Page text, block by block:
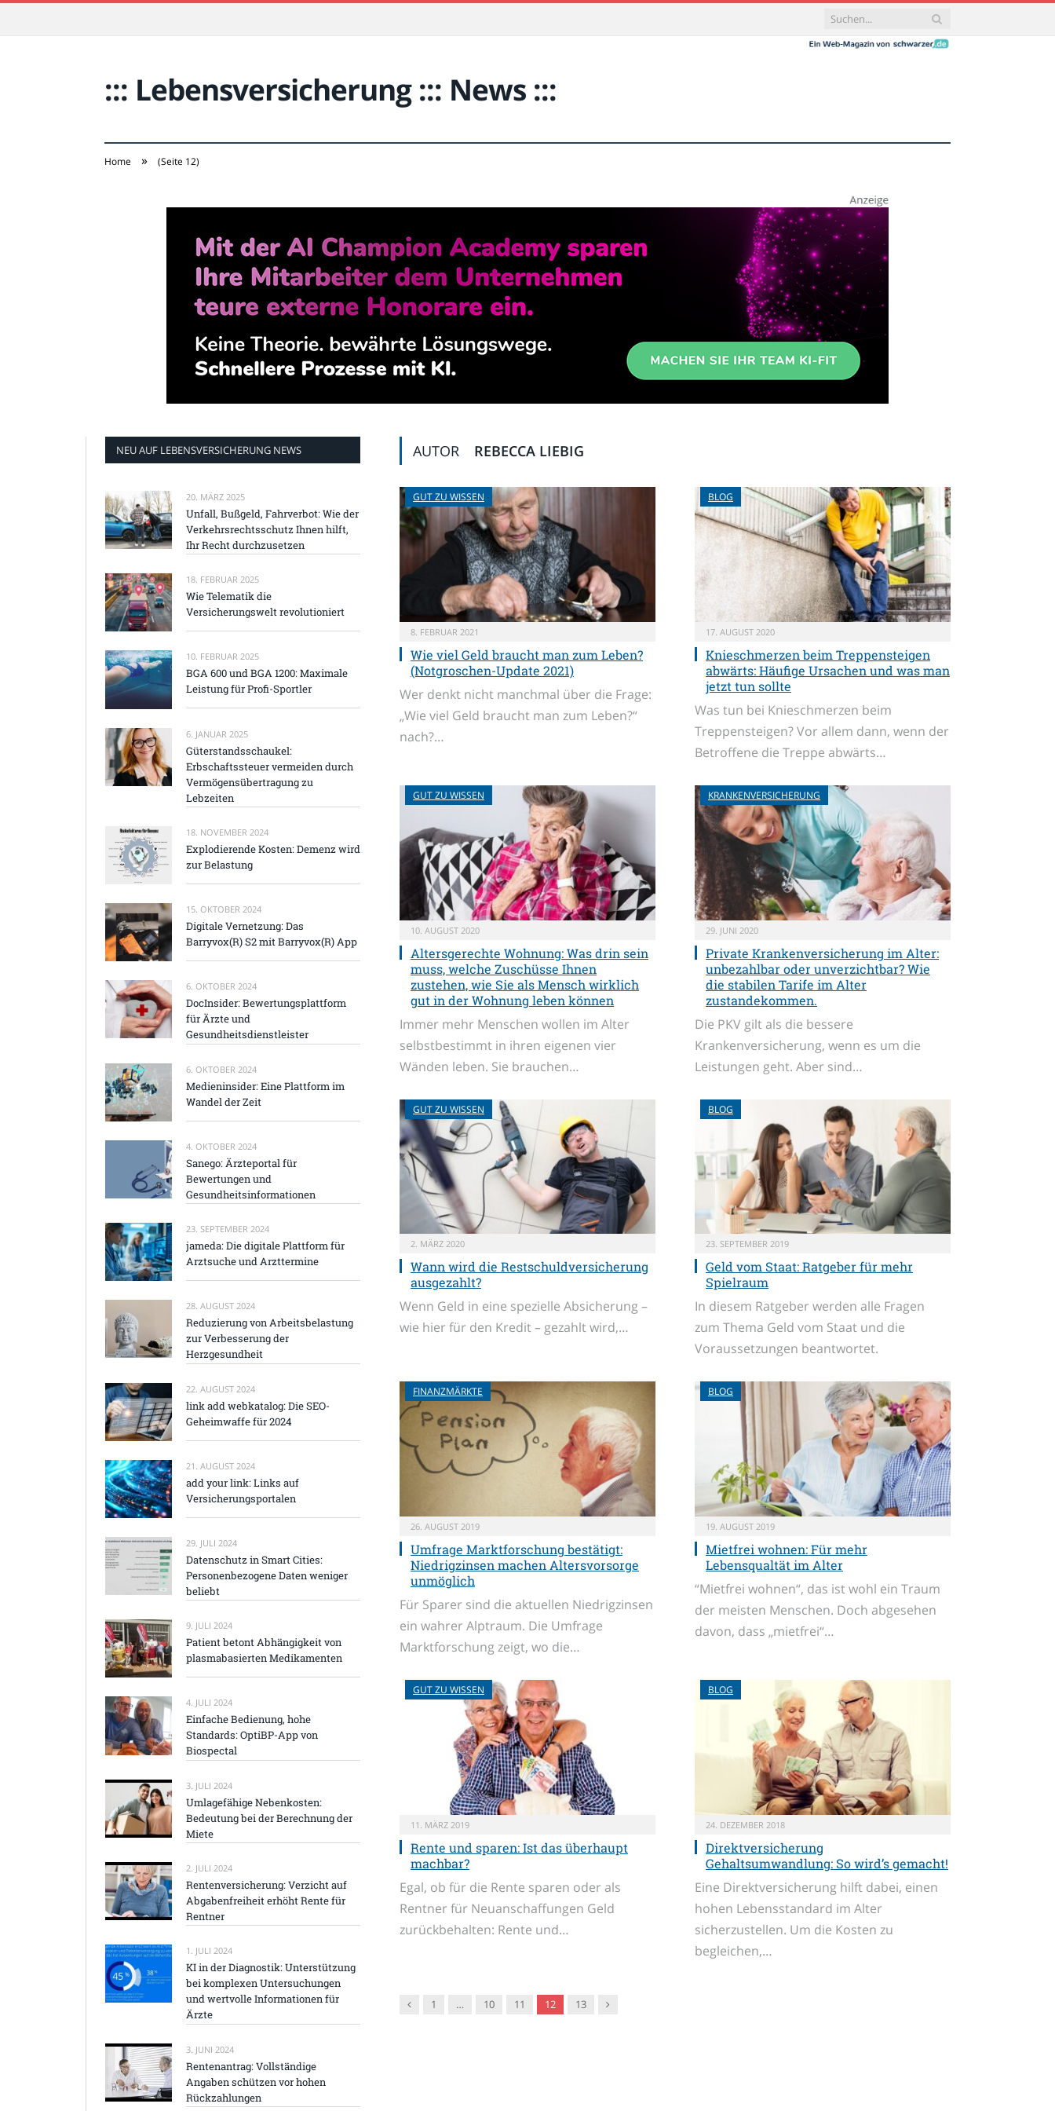
::: Lebensversicherung ::: News :::
Home » (Seite 12)
AUTOR REBECCA LIEBIG
GUT ZU WISSEN
8. FEBRUAR 2021
Wie viel Geld braucht man zum Leben?
(Notgroschen-Update 2021)
Wer denkt nicht manchmal über die Frage:
„Wie viel Geld braucht man zum Leben?“
nach?…
BLOG
17. AUGUST 2020
Knieschmerzen beim Treppensteigen
abwärts: Häufige Ursachen und was man
jetzt tun sollte
Was tun bei Knieschmerzen beim
Treppensteigen? Vor allem dann, wenn der
Betroffene die Treppe abwärts…
GUT ZU WISSEN
10. AUGUST 2020
Altersgerechte Wohnung: Was drin sein
muss, welche Zuschüsse Ihnen
zustehen, wie Sie als Mensch wirklich
gut in der Wohnung leben können
Immer mehr Menschen wollen im Alter
selbstbestimmt in ihren eigenen vier
Wänden leben. Sie brauchen…
KRANKENVERSICHERUNG
29. JUNI 2020
Private Krankenversicherung im Alter:
unbezahlbar oder unverzichtbar? Wie
die stabilen Tarife im Alter
zustandekommen.
Die PKV gilt als die bessere
Krankenversicherung, wenn es um die
Leistungen geht. Aber sind…
GUT ZU WISSEN
2. MÄRZ 2020
Wann wird die Restschuldversicherung
ausgezahlt?
Wenn Geld in eine spezielle Absicherung –
wie hier für den Kredit – gezahlt wird,…
BLOG
23. SEPTEMBER 2019
Geld vom Staat: Ratgeber für mehr
Spielraum
In diesem Ratgeber werden alle Fragen
zum Thema Geld vom Staat und die
Voraussetzungen beantwortet.
FINANZMÄRKTE
26. AUGUST 2019
Umfrage Marktforschung bestätigt:
Niedrigzinsen machen Altersvorsorge
unmöglich
Für Sparer sind die aktuellen Niedrigzinsen
ein wahrer Alptraum. Die Umfrage
Marktforschung zeigt, wo die…
BLOG
19. AUGUST 2019
Mietfrei wohnen: Für mehr
Lebensqualtät im Alter
“Mietfrei wohnen“, das ist wohl ein Traum
der meisten Menschen. Doch abgesehen
davon, dass „mietfrei“…
GUT ZU WISSEN
11. MÄRZ 2019
Rente und sparen: Ist das überhaupt
machbar?
Egal, ob für die Rente sparen oder als
Rentner für Neuanschaffungen Geld
zurückbehalten: Rente und…
BLOG
24. DEZEMBER 2018
Direktversicherung
Gehaltsumwandlung: So wird’s gemacht!
Eine Direktversicherung hilft dabei, einen
hohen Lebensstandard im Alter
sicherzustellen. Um die Kosten zu
begleichen,…
Vorgänger
1 … 10 11 12 13 Nachfolger
NEU AUF LEBENSVERSICHERUNG NEWS
20. MÄRZ 2025
Unfall, Bußgeld, Fahrverbot: Wie der
Verkehrsrechtsschutz Ihnen hilft,
Ihr Recht durchzusetzen
18. FEBRUAR 2025
Wie Telematik die
Versicherungswelt revolutioniert
10. FEBRUAR 2025
BGA 600 und BGA 1200: Maximale
Leistung für Profi-Sportler
6. JANUAR 2025
Güterstandsschaukel:
Erbschaftssteuer vermeiden durch
Vermögensübertragung zu
Lebzeiten
18. NOVEMBER 2024
Explodierende Kosten: Demenz wird
zur Belastung
15. OKTOBER 2024
Digitale Vernetzung: Das
Barryvox(R) S2 mit Barryvox(R) App
6. OKTOBER 2024
DocInsider: Bewertungsplattform
für Ärzte und
Gesundheitsdienstleister
6. OKTOBER 2024
Medieninsider: Eine Plattform im
Wandel der Zeit
4. OKTOBER 2024
Sanego: Ärzteportal für
Bewertungen und
Gesundheitsinformationen
23. SEPTEMBER 2024
jameda: Die digitale Plattform für
Arztsuche und Arzttermine
28. AUGUST 2024
Reduzierung von Arbeitsbelastung
zur Verbesserung der
Herzgesundheit
22. AUGUST 2024
link add webkatalog: Die SEO-
Geheimwaffe für 2024
21. AUGUST 2024
add your link: Links auf
Versicherungsportalen
29. JULI 2024
Datenschutz in Smart Cities:
Personenbezogene Daten weniger
beliebt
9. JULI 2024
Patient betont Abhängigkeit von
plasmabasierten Medikamenten
4. JULI 2024
Einfache Bedienung, hohe
Standards: OptiBP-App von
Biospectal
3. JULI 2024
Umlagefähige Nebenkosten:
Bedeutung bei der Berechnung der
Miete
2. JULI 2024
Rentenversicherung: Verzicht auf
Abgabenfreiheit erhöht Rente für
Rentner
1. JULI 2024
KI in der Diagnostik: Unterstützung
bei komplexen Untersuchungen
und wertvolle Informationen für
Ärzte
3. JUNI 2024
Rentenantrag: Vollständige
Angaben schützen vor hohen
Rückzahlungen